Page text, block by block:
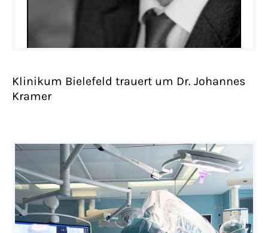
Klinikum Bielefeld trauert um Dr. Johannes
Kramer